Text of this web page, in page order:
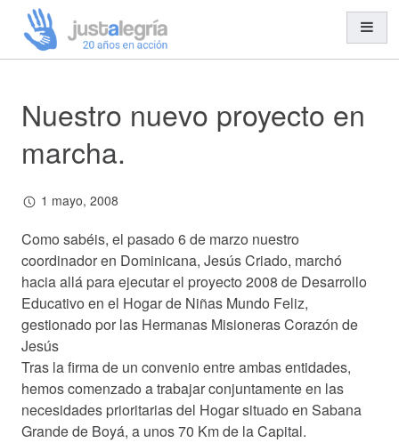
Misión y Visión
Organización y Equipo
Transparencia
Entidades Solidarias
Trabajo en Red
Cooperación al Desarrollo
Ayuda Humanitaria
Acción Social
Educación para el Desarrollo
Nuestro nuevo proyecto en
marcha.
1 mayo, 2008
Como sabéis, el pasado 6 de marzo nuestro
coordinador en Dominicana, Jesús Criado, marchó
hacia allá para ejecutar el proyecto 2008 de Desarrollo
Educativo en el Hogar de Niñas Mundo Feliz,
gestionado por las Hermanas Misioneras Corazón de
Jesús
Tras la firma de un convenio entre ambas entidades,
hemos comenzado a trabajar conjuntamente en las
necesidades prioritarias del Hogar situado en Sabana
Grande de Boyá, a unos 70 Km de la Capital.